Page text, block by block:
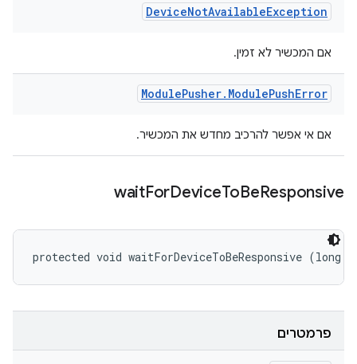
DeviceNotAvailableException
אם המכשיר לא זמין.
ModulePusher. ModulePushError
אם אי אפשר להרכיב מחדש את המכשיר.
waitForDeviceToBeResponsive
protected void waitForDeviceToBeResponsive (long
פרמטרים